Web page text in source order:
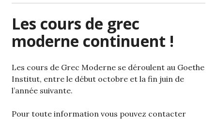
Les cours de grec
moderne continuent !
Les cours de Grec Moderne se déroulent au Goethe
Institut, entre le début octobre et la fin juin de
l’année suivante.
Pour toute information vous pouvez contacter